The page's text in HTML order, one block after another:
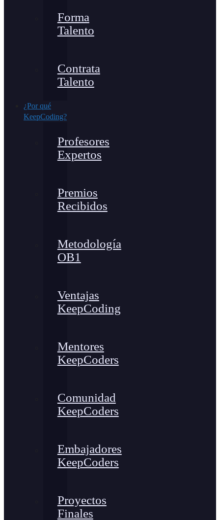
Forma
Talento
Contrata
Talento
¿Por qué
KeepCoding?
Profesores
Expertos
Premios
Recibidos
Metodología
OB1
Ventajas
KeepCoding
Mentores
KeepCoders
Comunidad
KeepCoders
Embajadores
KeepCoders
Proyectos
Finales